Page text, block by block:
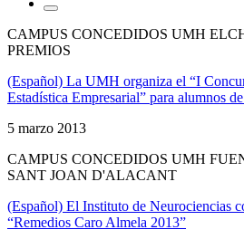
CAMPUS CONCEDIDOS UMH
PREMIOS
(Español) La UMH organiza el “I
Estadística Empresarial” para alumnos
5 marzo 2013
CAMPUS CONCEDIDOS UMH
SANT JOAN D'ALACANT
(Español) El Instituto de Neurociencias
“Remedios Caro Almela 2013”